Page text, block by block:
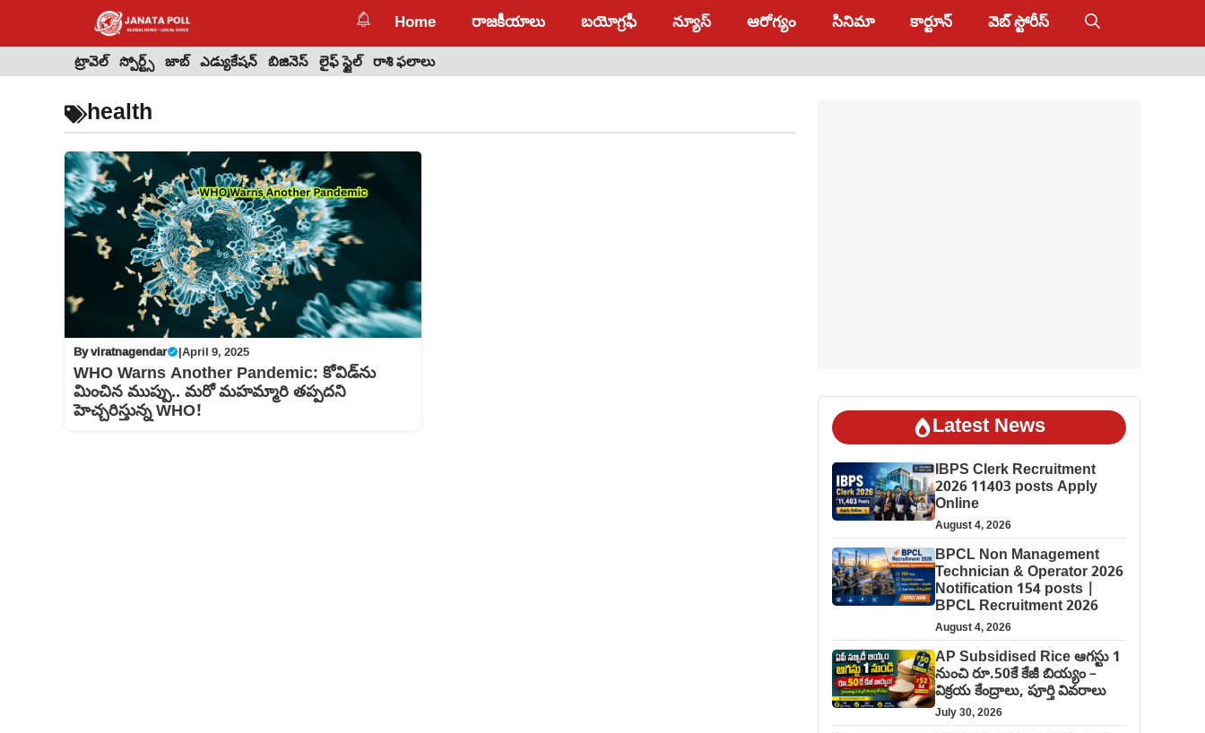
content
Home రాజకీయాలు బయోగ్రఫీ న్యూస్ ఆరోగ్యం సినిమా కార్టూన్ వెబ్ స్టోరీస్
ట్రావెల్ స్పోర్ట్స్ జాబ్ ఎడ్యుకేషన్ బిజినెస్ లైఫ్ స్టైల్ రాశి ఫలాలు
health
Byviratnagendar |April 9, 2025
WHO Warns Another Pandemic: కోవిడ్‌ను
మించిన ముప్పు.. మరో మహమ్మారి తప్పదని
హెచ్చరిస్తున్న WHO!
Latest News
IBPS Clerk Recruitment
2026 11403 posts Apply
Online
August 4, 2026
BPCL Non Management
Technician & Operator 2026
Notification 154 posts |
BPCL Recruitment 2026
August 4, 2026
AP Subsidised Rice ఆగస్టు 1
నుంచి రూ.50కే కేజీ బియ్యం –
విక్రయ కేంద్రాలు, పూర్తి వివరాలు
July 30, 2026